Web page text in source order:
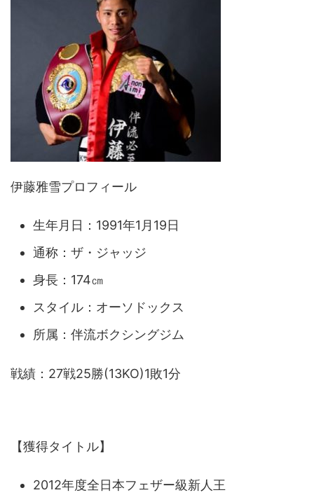
伊藤雅雪プロフィール
生年月日：1991年1月19日
通称：ザ・ジャッジ
身長：174㎝
スタイル：オーソドックス
所属：伴流ボクシングジム
戦績：27戦25勝(13KO)1敗1分
【獲得タイトル】
2012年度全日本フェザー級新人王